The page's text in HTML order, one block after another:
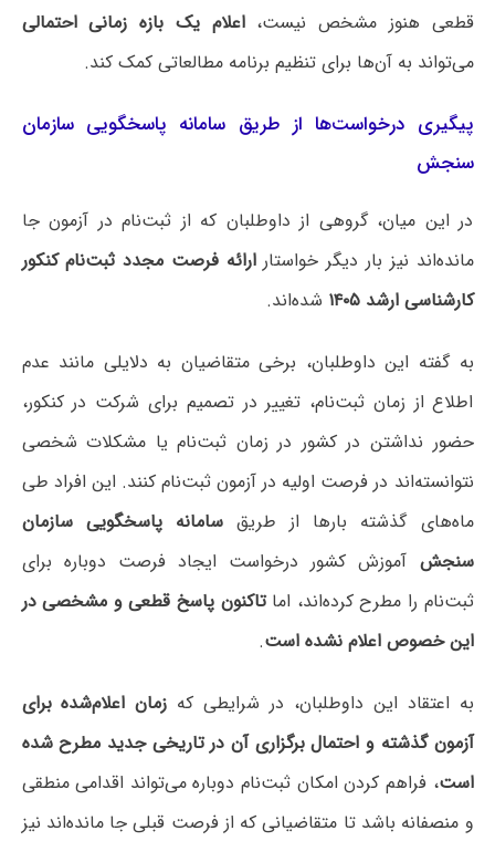
قطعی هنوز مشخص نیست،اعلام یک بازه زمانی احتمالی
می‌تواند به آن‌ها برای تنظیم برنامه مطالعاتی کمک کند.
پیگیری درخواست‌ها از طریق سامانه پاسخگویی سازمان
سنجش
در این میان، گروهی از داوطلبان که از ثبت‌نام در آزمون جا
مانده‌اند نیز بار دیگر خواستارارائه فرصت مجدد ثبت‌نام کنکور
کارشناسی ارشد ۱۴۰۵
شده‌اند.
به گفته این داوطلبان، برخی متقاضیان به دلایلی مانند عدم
اطلاع از زمان ثبت‌نام، تغییر در تصمیم برای شرکت در کنکور،
حضور نداشتن در کشور در زمان ثبت‌نام یا مشکلات شخصی
نتوانسته‌اند در فرصت اولیه در آزمون ثبت‌نام کنند. این افراد طی
ماه‌های گذشته بارها از طریقسامانه پاسخگویی سازمان
سنجش آموزش کشور درخواست ایجاد فرصت دوباره برای
ثبت‌نام را مطرح کرده‌اند، اماتاکنون پاسخ قطعی و مشخصی در
این خصوص اعلام نشده است.
به اعتقاد این داوطلبان، در شرایطی که زمان اعلام‌شده برای
آزمون گذشته و احتمال برگزاری آن در تاریخی جدید مطرح شده
است، فراهم کردن امکان ثبت‌نام دوباره می‌تواند اقدامی منطقی
و منصفانه باشد تا متقاضیانی که از فرصت قبلی جا مانده‌اند نیز